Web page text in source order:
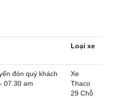
Loại xe
đón quý khách
07.30 am
Xe
Thaco
29 Chỗ